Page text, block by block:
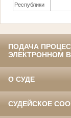
Республики
ПОДАЧА
ЭЛЕКТРОННОМ
О СУДЕ
СУДЕЙСКОЕ